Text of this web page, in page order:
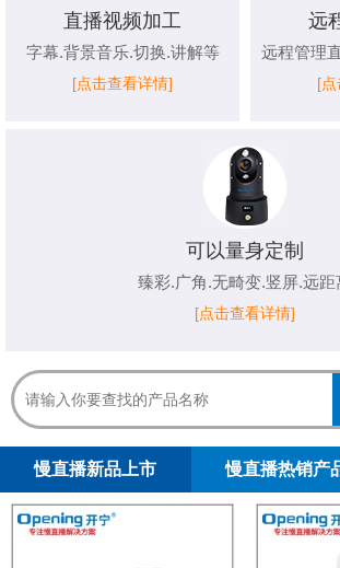
直播视频加工
字幕.背景音乐.切换.讲解等
[点击查看详情]
远
远程管理
[
可以量身定制
臻彩.广角.无畸变.竖屏.远距
[点击查看详情]
慢直播新品上市 慢直播热销产